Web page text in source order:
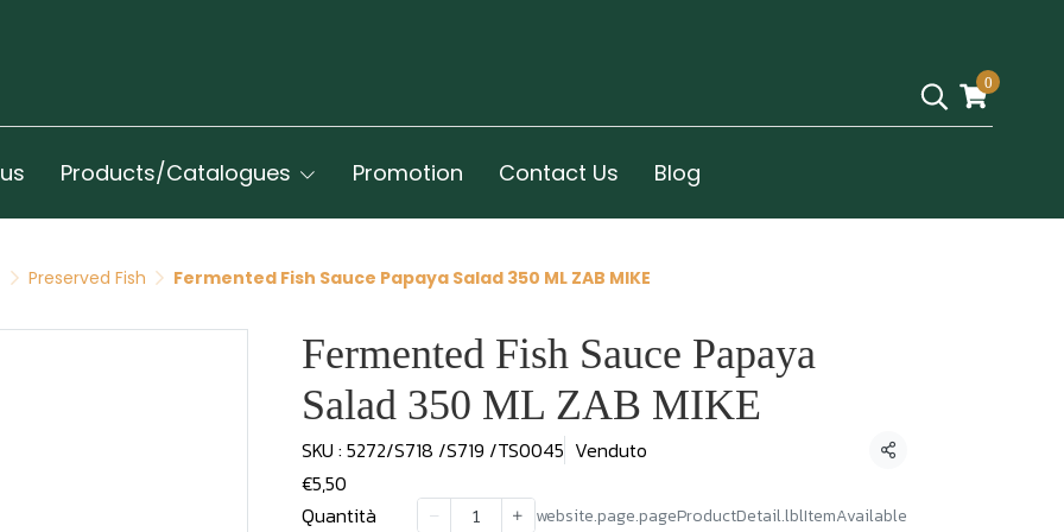
0
Products/Catalogues Promotion Contact Us Blog
Preserved Fish Fermented Fish Sauce Papaya Salad 350 ML ZAB MIKE
Fermented Fish Sauce Papaya
Salad 350 ML ZAB MIKE
SKU : 5272/S718 /S719 /TS0045 Venduto Condividi
€5,50
Quantità
website.page.pageProductDetail.lblItemAvailable